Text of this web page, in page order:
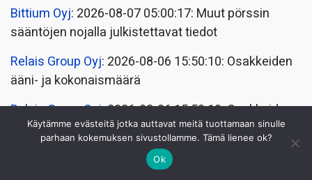
Bittium Oyj: 2026-08-07 05:00:17: Muut pörssin
sääntöjen nojalla julkistettavat tiedot
Relais Group Oyj: 2026-08-06 15:50:10: Osakkeiden
ääni- ja kokonaismäärä
Relais Group Oyj: 2026-08-06 15:50:10: Osakkeiden
ääni- ja kokonaismäärä
: 2026-08-06 12:30:14: Sisäpiiritieto
Käytämme evästeitä jotka auttavat meitä tuottamaan sinulle
parhaan kokemuksen sivustollamme. Tämä lienee ok?
Ok